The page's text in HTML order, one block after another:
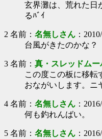
玄界灘は、荒れた日
るﾊﾞｲ
2 名前： 名無しさん ：
台風がきたのかな？
3 名前： 真・スレッドムー
この度この板に移転
おながいします。ニ
4 名前： 名無しさん ：
何も釣れんばい。
5 名前： 名無しさん ：